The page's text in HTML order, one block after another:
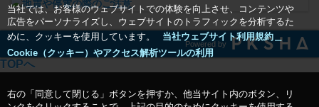
当社では、お客様のウェブサイトでの体験を向上させ、コンテンツや
広告をパーソナライズし、ウェブサイトのトラフィックを分析するた
めに、クッキーを使用しています。
当社ウェブサイト利用規約＿
Cookie（クッキー）やアクセス解析ツールの利用
右の「同意して閉じる」ボタンを押すか、他当サイト内のボタン、リ
Powered by
TOPへ